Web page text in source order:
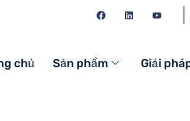
chủ Sản phẩm Giải